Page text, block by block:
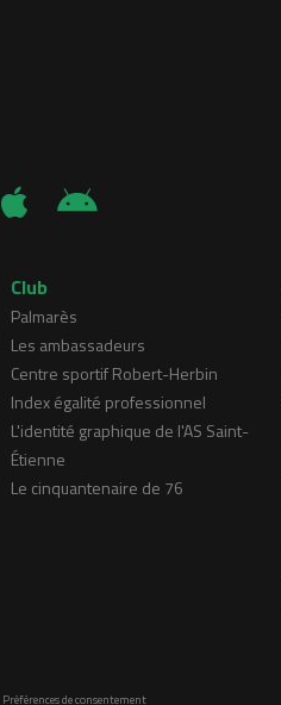
Club
Palmarès
Les ambassadeurs
Centre sportif Robert-Herbin
Index égalité professionnel
L'identité graphique de l'AS Saint-
Étienne
Le cinquantenaire de 76
Préférences de consentement